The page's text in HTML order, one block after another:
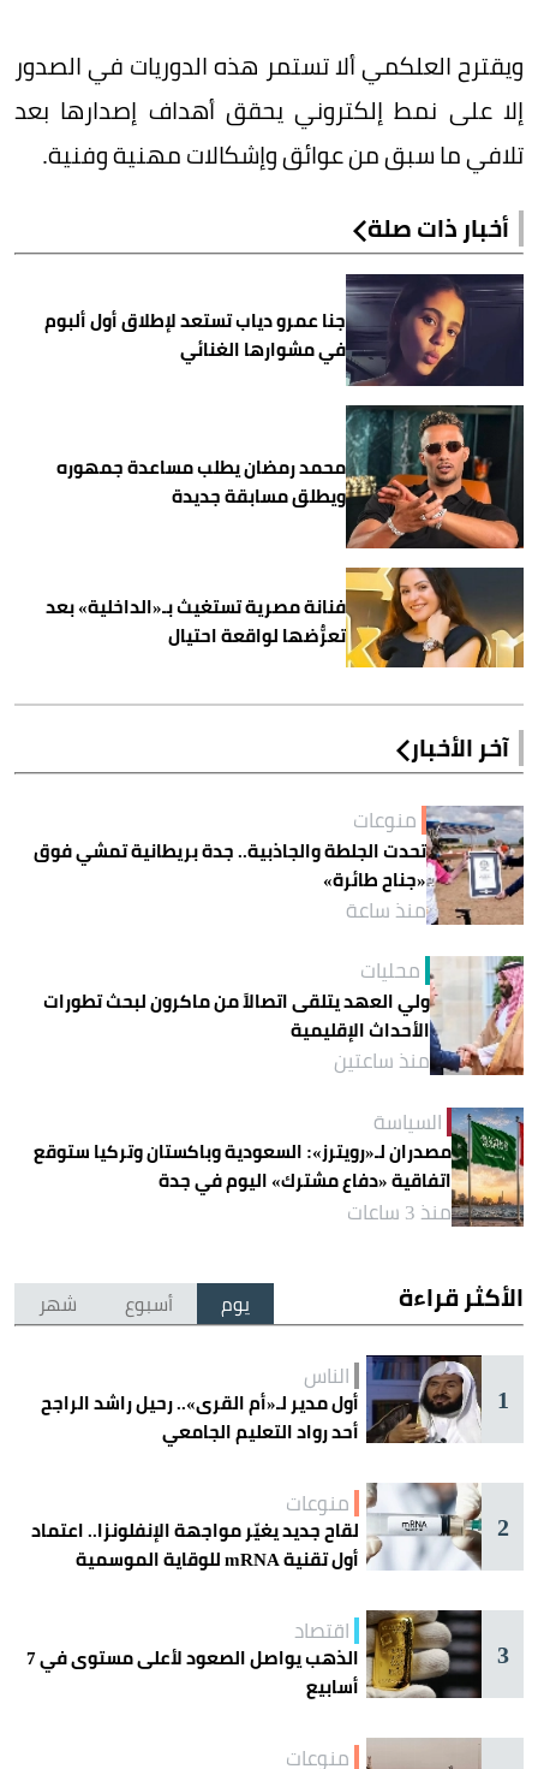
ويقترح العلكمي ألا تستمر هذه الدوريات في الصدور
إلا على نمط إلكتروني يحقق أهداف إصدارها بعد
تلافي ما سبق من عوائق وإشكالات مهنية وفنية.
أخبار ذات صلة
جنا عمرو دياب تستعد لإطلاق أول ألبوم
في مشوارها الغنائي
محمد رمضان يطلب مساعدة جمهوره
ويطلق مسابقة جديدة
فنانة مصرية تستغيث بـ«الداخلية» بعد
تعرُّضها لواقعة احتيال
آخر الأخبار
منوعات
تحدت الجلطة والجاذبية.. جدة بريطانية تمشي فوق
«جناح طائرة»
منذ ساعة
محليات
ولي العهد يتلقى اتصالاً من ماكرون لبحث تطورات
الأحداث الإقليمية
منذ ساعتين
السياسة
مصدران لـ«رويترز»: السعودية وباكستان وتركيا ستوقع
اتفاقية «دفاع مشترك» اليوم في جدة
منذ 3 ساعات
الأكثر قراءة يوم أسبوع شهر
1
الناس
أول مدير لـ«أم القرى».. رحيل راشد الراجح
أحد رواد التعليم الجامعي
2
منوعات
لقاح جديد يغيّر مواجهة الإنفلونزا.. اعتماد
أول تقنية mRNA للوقاية الموسمية
3
اقتصاد
الذهب يواصل الصعود لأعلى مستوى في 7
أسابيع
منوعات